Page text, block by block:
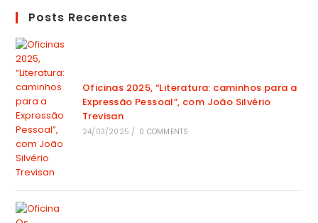
Posts Recentes
Oficinas 2025, “Literatura: caminhos para a
Expressão Pessoal”, com João Silvério
Trevisan
24/03/2025 / 0 COMMENTS